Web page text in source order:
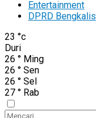
Entertainment
DPRD Bengkalis
23 °c
Duri
26 ° Ming
26 ° Sen
26 ° Sel
27 ° Rab